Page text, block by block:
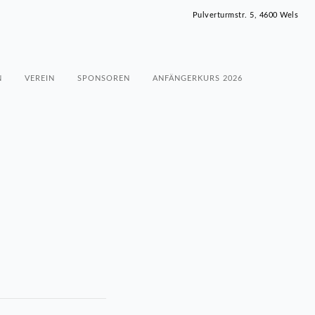
Pulverturmstr. 5, 4600 Wels
VEREIN SPONSOREN ANFÄNGERKURS 2026